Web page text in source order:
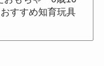
すすめ知育玩具